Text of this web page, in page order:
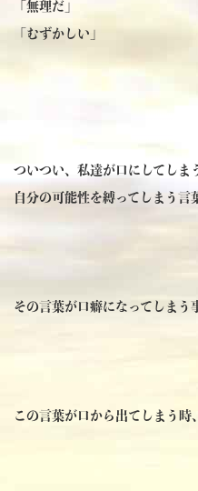
「無理だ」
「むずかしい」
ついつい、私達が口にしてしま
自分の可能性を縛ってしまう言
その言葉が口癖になってしまう
この言葉が口から出てしまう時、